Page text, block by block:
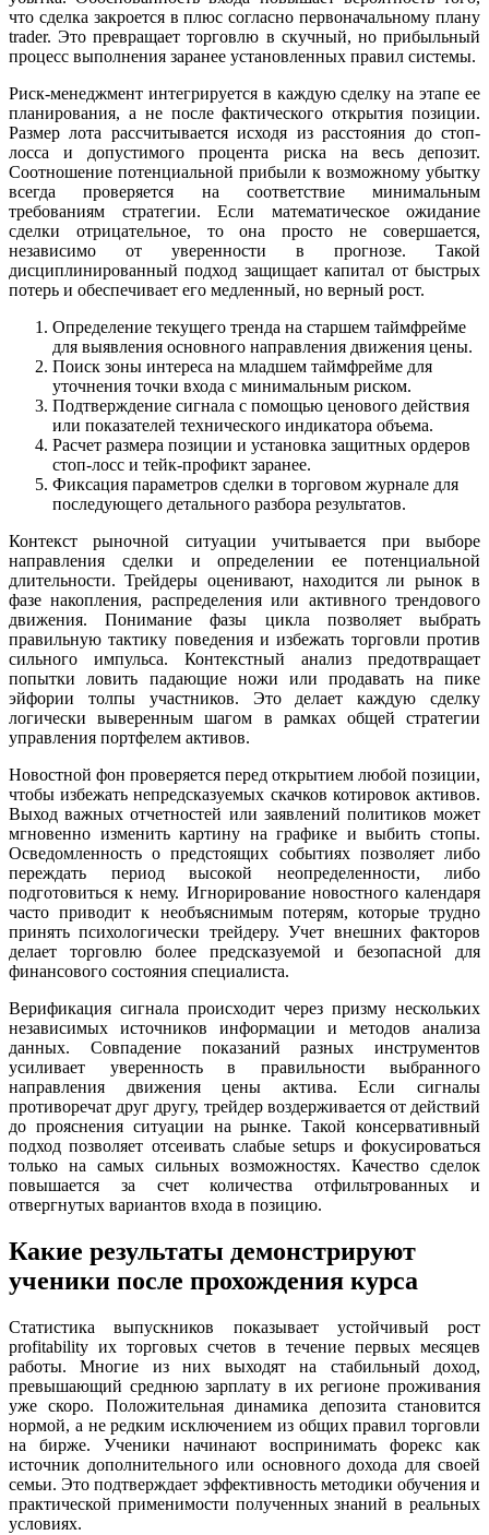
что сделка закроется в плюс согласно первоначальному плану
trader. Это превращает торговлю в скучный, но прибыльный
процесс выполнения заранее установленных правил системы.
Риск-менеджмент интегрируется в каждую сделку на этапе ее
планирования, а не после фактического открытия позиции.
Размер лота рассчитывается исходя из расстояния до стоп-
лосса и допустимого процента риска на весь депозит.
Соотношение потенциальной прибыли к возможному убытку
всегда проверяется на соответствие минимальным
требованиям стратегии. Если математическое ожидание
сделки отрицательное, то она просто не совершается,
независимо от уверенности в прогнозе. Такой
дисциплинированный подход защищает капитал от быстрых
потерь и обеспечивает его медленный, но верный рост.
Определение текущего тренда на старшем таймфрейме
для выявления основного направления движения цены.
Поиск зоны интереса на младшем таймфрейме для
уточнения точки входа с минимальным риском.
Подтверждение сигнала с помощью ценового действия
или показателей технического индикатора объема.
Расчет размера позиции и установка защитных ордеров
стоп-лосс и тейк-профикт заранее.
Фиксация параметров сделки в торговом журнале для
последующего детального разбора результатов.
Контекст рыночной ситуации учитывается при выборе
направления сделки и определении ее потенциальной
длительности. Трейдеры оценивают, находится ли рынок в
фазе накопления, распределения или активного трендового
движения. Понимание фазы цикла позволяет выбрать
правильную тактику поведения и избежать торговли против
сильного импульса. Контекстный анализ предотвращает
попытки ловить падающие ножи или продавать на пике
эйфории толпы участников. Это делает каждую сделку
логически выверенным шагом в рамках общей стратегии
управления портфелем активов.
Новостной фон проверяется перед открытием любой позиции,
чтобы избежать непредсказуемых скачков котировок активов.
Выход важных отчетностей или заявлений политиков может
мгновенно изменить картину на графике и выбить стопы.
Осведомленность о предстоящих событиях позволяет либо
переждать период высокой неопределенности, либо
подготовиться к нему. Игнорирование новостного календаря
часто приводит к необъяснимым потерям, которые трудно
принять психологически трейдеру. Учет внешних факторов
делает торговлю более предсказуемой и безопасной для
финансового состояния специалиста.
Верификация сигнала происходит через призму нескольких
независимых источников информации и методов анализа
данных. Совпадение показаний разных инструментов
усиливает уверенность в правильности выбранного
направления движения цены актива. Если сигналы
противоречат друг другу, трейдер воздерживается от действий
до прояснения ситуации на рынке. Такой консервативный
подход позволяет отсеивать слабые setups и фокусироваться
только на самых сильных возможностях. Качество сделок
повышается за счет количества отфильтрованных и
отвергнутых вариантов входа в позицию.
Какие результаты демонстрируют
ученики после прохождения курса
Статистика выпускников показывает устойчивый рост
profitability их торговых счетов в течение первых месяцев
работы. Многие из них выходят на стабильный доход,
превышающий среднюю зарплату в их регионе проживания
уже скоро. Положительная динамика депозита становится
нормой, а не редким исключением из общих правил торговли
на бирже. Ученики начинают воспринимать форекс как
источник дополнительного или основного дохода для своей
семьи. Это подтверждает эффективность методики обучения и
практической применимости полученных знаний в реальных
условиях.